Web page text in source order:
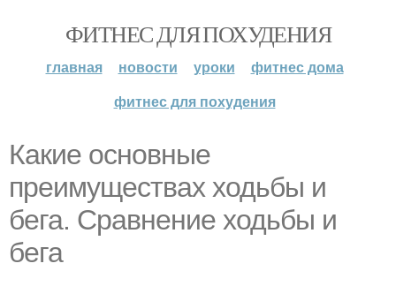
ФИТНЕС ДЛЯ ПОХУДЕНИЯ
главная новости уроки
фитнес дома
фитнес для похудения
Какие основные
преимуществах ходьбы и
бега. Сравнение ходьбы и
бега